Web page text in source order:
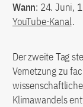
Wann: 24. Juni,
YouTube-Kanal.
Der zweite Tag
Vernetzung zu
Klimawandels